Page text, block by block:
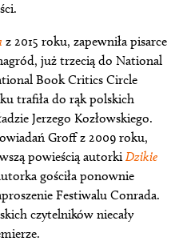
z 2015 roku, zapewniła pisarce
już trzecią do National
Book Critics Circle
trafiła do rąk polskich
Jerzego Kozłowskiego.
Groff z 2009 roku,
powieścią autorki Dzikie
gościła ponownie
Festiwalu Conrada.
czytelników niecały